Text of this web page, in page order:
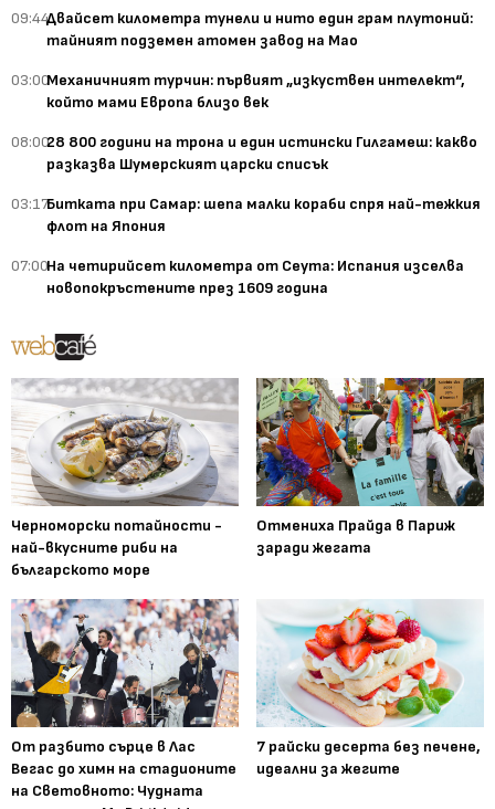
09:44Двайсет километра тунели и нито един грам плутоний:
тайният подземен атомен завод на Мао
03:00Механичният турчин: първият „изкуствен интелект“,
който мами Европа близо век
08:0028 800 години на трона и един истински Гилгамеш: какво
разказва Шумерският царски списък
03:17Битката при Самар: шепа малки кораби спря най-тежкия
флот на Япония
07:00На четирийсет километра от Сеута: Испания изселва
новопокръстените през 1609 година
Черноморски потайности -
най-вкусните риби на
българското море
Отмениха Прайда в Париж
заради жегата
От разбито сърце в Лас
Вегас до химн на стадионите
на Световното: Чудната
7 райски десерта без печене,
идеални за жегите